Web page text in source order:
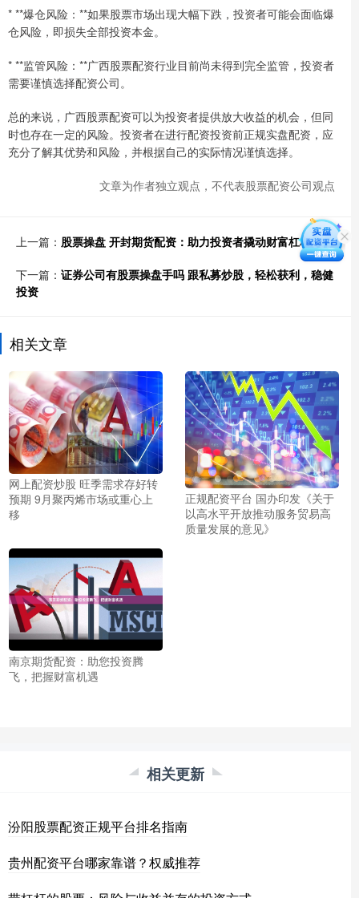
* **爆仓风险：**如果股票市场出现大幅下跌，投资者可能会面临爆
仓风险，即损失全部投资本金。
* **监管风险：**广西股票配资行业目前尚未得到完全监管，投资者
需要谨慎选择配资公司。
总的来说，广西股票配资可以为投资者提供放大收益的机会，但同
时也存在一定的风险。投资者在进行配资投资前正规实盘配资，应
充分了解其优势和风险，并根据自己的实际情况谨慎选择。
文章为作者独立观点，不代表股票配资公司观点
上一篇： 股票操盘 开封期货配资：助力投资者撬动财富杠杆
下一篇： 证券公司有股票操盘手吗 跟私募炒股，轻松获利，稳健
投资
相关文章
网上配资炒股 旺季需求存好转
预期 9月聚丙烯市场或重心上
移
正规配资平台 国办印发《关于
以高水平开放推动服务贸易高
质量发展的意见》
南京期货配资：助您投资腾
飞，把握财富机遇
相关更新
汾阳股票配资正规平台排名指南
贵州配资平台哪家靠谱？权威推荐